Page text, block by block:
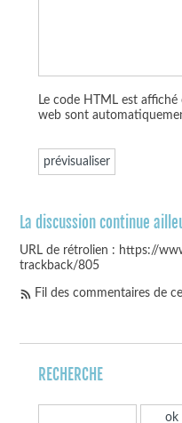
Le code HTML est
web sont
La discussion continue
URL de rétrolien : https://
trackback/805
Fil des commentaires de
RECHERCHE